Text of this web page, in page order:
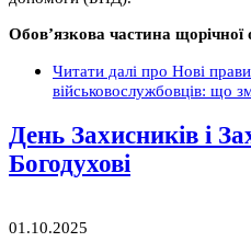
Обов’язкова частина щорічної
Читати далі про Нові
військовослужбовців: що
День Захисників і
Богодухові
01.10.2025